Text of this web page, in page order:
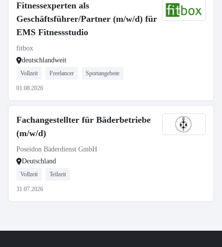
Fitnessexperten als
Geschäftsführer/Partner (m/w/d) für
EMS Fitnessstudio
fitbox
deutschlandweit
Vollzeit Freelancer Sportangebote
01.08.2026
Fachangestellter für Bäderbetriebe
(m/w/d)
Poseidon Bäderdienst GmbH
Deutschland
Vollzeit Teilzeit
31.07.2026